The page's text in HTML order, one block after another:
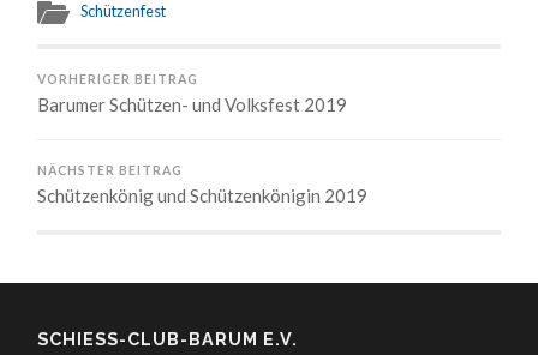
Schützenfest
VORHERIGER BEITRAG
Barumer Schützen- und Volksfest 2019
NÄCHSTER BEITRAG
Schützenkönig und Schützenkönigin 2019
SCHIESS-CLUB-BARUM E.V.